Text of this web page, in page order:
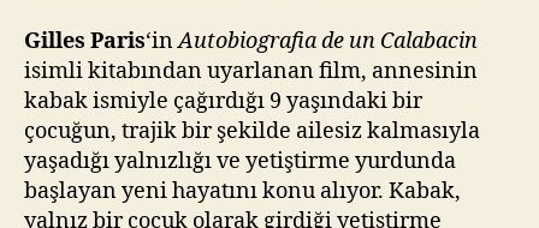
Gilles Paris‘inAutobiografia de un Calabacin
isimli kitabından uyarlanan film, annesinin
kabak ismiyle çağırdığı 9 yaşındaki bir
çocuğun, trajik bir şekilde ailesiz kalmasıyla
yaşadığı yalnızlığı ve yetiştirme yurdunda
başlayan yeni hayatını konu alıyor. Kabak,
yalnız bir çocuk olarak girdiği yetiştirme